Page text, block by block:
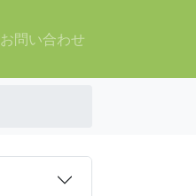
お問い合わせ